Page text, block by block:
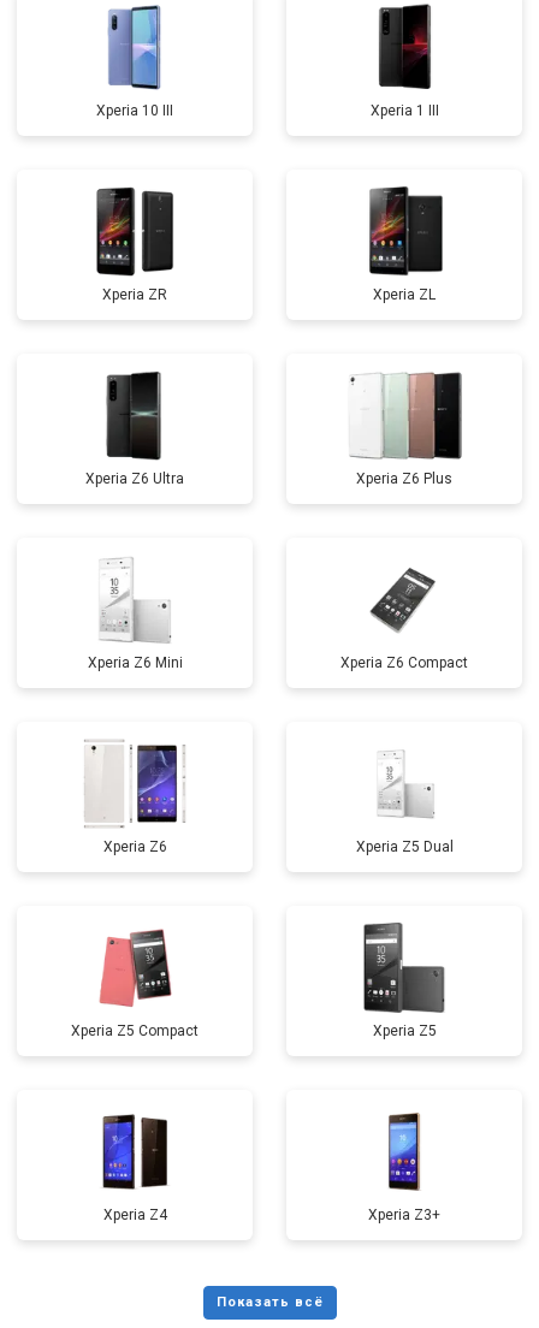
Xperia 10 III Xperia 1 III
Xperia ZR Xperia ZL
Xperia Z6 Ultra Xperia Z6 Plus
Xperia Z6 Mini Xperia Z6 Compact
Xperia Z6 Xperia Z5 Dual
Xperia Z5 Compact Xperia Z5
Xperia Z4 Xperia Z3+